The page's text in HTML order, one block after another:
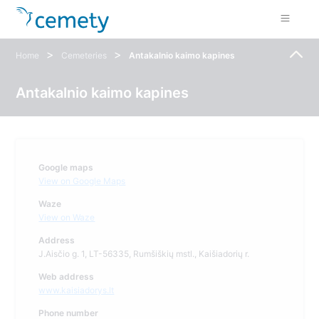
Home > Cemeteries > Antakalnio kaimo kapines
Antakalnio kaimo kapines
Google maps
View on Google Maps
Waze
View on Waze
Address
J.Aisčio g. 1, LT-56335, Rumšiškių mstl., Kaišiadorių r.
Web address
www.kaisiadorys.lt
Phone number